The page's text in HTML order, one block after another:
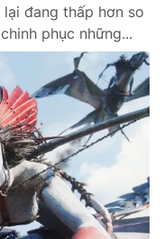
đang thấp hơn so
phục những...